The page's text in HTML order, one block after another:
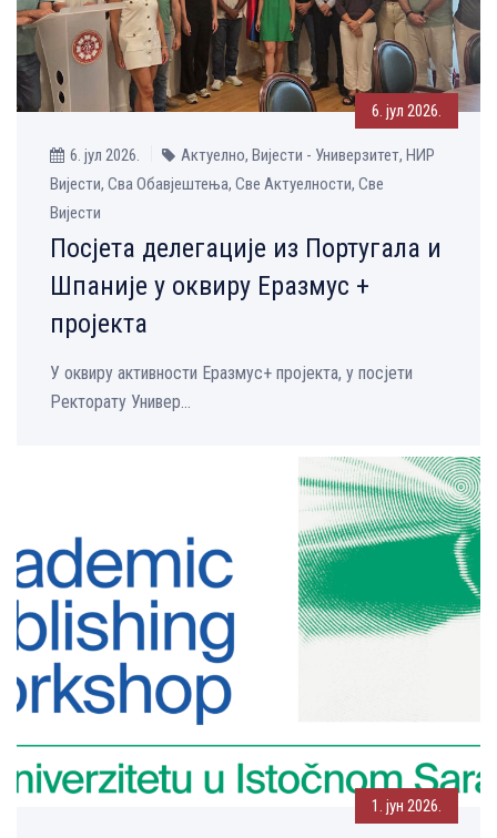
6. јул 2026.
6. јул 2026.
Актуелно, Вијести - Универзитет, НИР
Вијести, Сва Обавјештења, Све Aктуелности, Све
Вијести
Посјета делегације из Португала и
Шпаније у оквиру Еразмус +
пројекта
У оквиру активности Еразмус+ пројекта, у посјети
Ректорату Универ...
1. јун 2026.